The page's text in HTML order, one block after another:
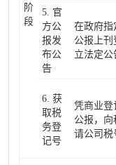
阶
段
5. 官
方公
报发
布公
告
在政府指
公报上刊
立法定公
6. 获
取税
务登
记号
凭商业登
公报，向
请公司税